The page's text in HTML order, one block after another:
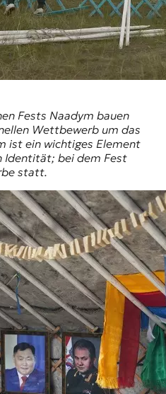
Fests Naadym bauen
Wettbewerb um das
ist ein wichtiges Element
Identität; bei dem Fest
statt.